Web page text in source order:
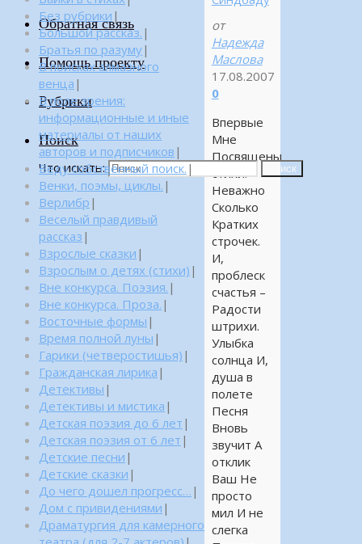
Обратная связь
Помощь проекту
Рубрики
Поиск
Что искать: Поиск
от
Надежда
Маслова
17.08.2007
0
Впервые
Мне
Посвящены
стихи.
Неважно
Сколько
Кратких
строчек.
И,
проблеск
счастья –
Радости
штрихи.
Улыбка
солнца И,
душа в
полете
Песня
Вновь
звучит А
отклик
Ваш Не
просто
мил И не
слегка
Без рубрики |
Большой рассказ. |
Братья по разуму|
В поисках алмазного
венца |
В поле зрения:
информационные и иные
материалы от наших
авторов и подписчиков |
Веду собственный поиск. |
Венки, поэмы, циклы. |
Верлибр |
Веселый правдивый
рассказ |
Взрослые сказки |
Взрослым о детях (стихи) |
Вне конкурса. Поэзия. |
Вне конкурса. Проза. |
Восточные формы |
Время полной луны |
Гарики (четверостишья) |
Гражданская лирика |
Детективы |
Детективы и мистика |
Детская поэзия до 6 лет |
Детская поэзия от 6 лет |
Детские песни |
Детские сказки |
До чего дошел прогресс… |
Дом с привидениями |
Драматургия для камерного